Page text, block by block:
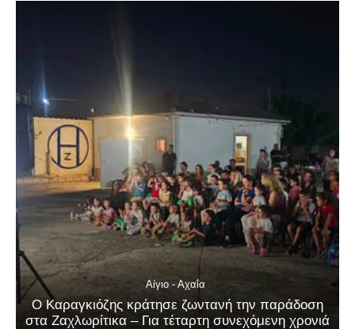
Αίγιο - Αχαΐα
Ο Καραγκιόζης κράτησε ζωντανή την παράδοση
στα Ζαχλωρίτικα – Για τέταρτη συνεχόμενη χρονιά